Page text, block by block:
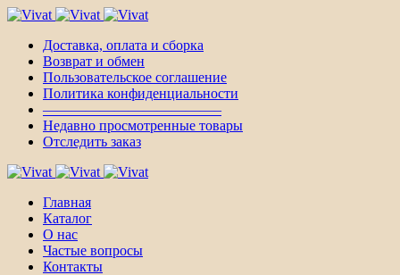
Доставка, оплата и сборка
Возврат и обмен
Пользовательское соглашение
Политика конфиденциальности
————————————–
Недавно просмотренные товары
Отследить заказ
Главная
Каталог
О нас
Частые вопросы
Контакты